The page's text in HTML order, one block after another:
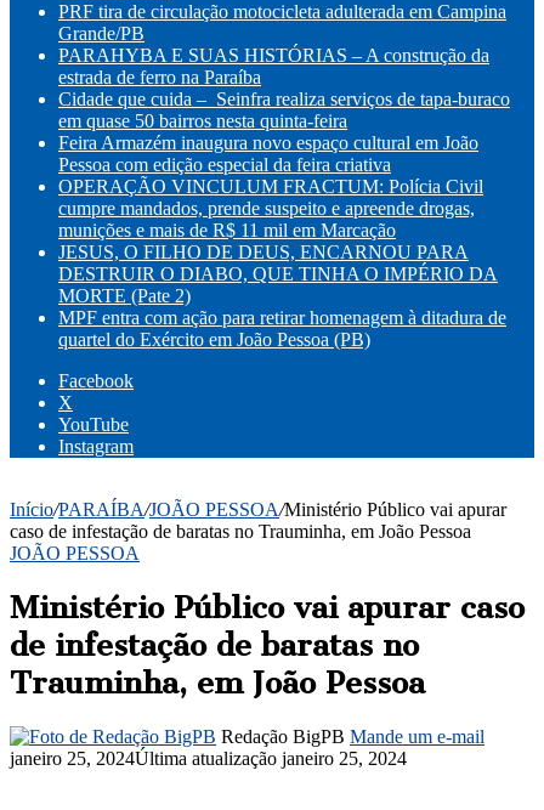
PRF tira de circulação motocicleta adulterada em Campina
Grande/PB
PARAHYBA E SUAS HISTÓRIAS – A construção da
estrada de ferro na Paraíba
Cidade que cuida – Seinfra realiza serviços de tapa-buraco
em quase 50 bairros nesta quinta-feira
Feira Armazém inaugura novo espaço cultural em João
Pessoa com edição especial da feira criativa
OPERAÇÃO VINCULUM FRACTUM: Polícia Civil
cumpre mandados, prende suspeito e apreende drogas,
munições e mais de R$ 11 mil em Marcação
JESUS, O FILHO DE DEUS, ENCARNOU PARA
DESTRUIR O DIABO, QUE TINHA O IMPÉRIO DA
MORTE (Pate 2)
MPF entra com ação para retirar homenagem à ditadura de
quartel do Exército em João Pessoa (PB)
Facebook
X
YouTube
Instagram
Início/PARAÍBA/JOÃO PESSOA/Ministério Público vai apurar
caso de infestação de baratas no Trauminha, em João Pessoa
JOÃO PESSOA
Ministério Público vai apurar caso
de infestação de baratas no
Trauminha, em João Pessoa
Redação BigPB Mande um e-mail
janeiro 25, 2024Última atualização janeiro 25, 2024